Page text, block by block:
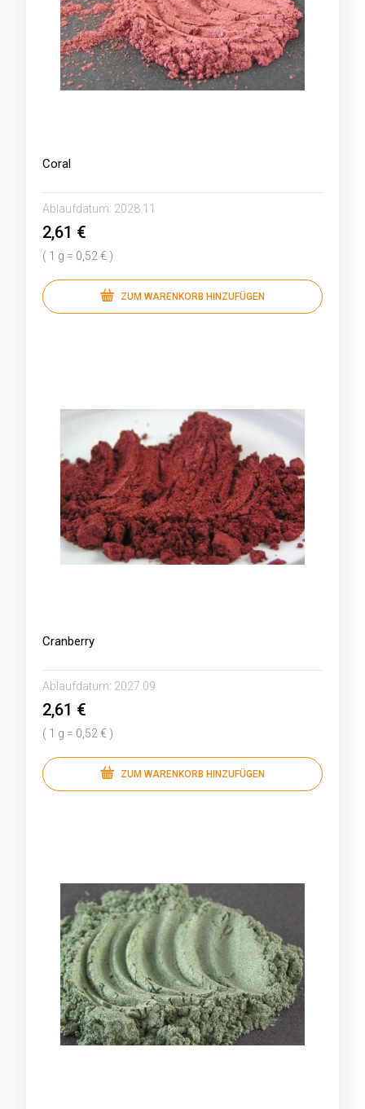
Coral
Ablaufdatum: 2028.11
2,61 €
( 1 g = 0,52 € )
ZUM WARENKORB HINZUFÜGEN
Cranberry
Ablaufdatum: 2027.09
2,61 €
( 1 g = 0,52 € )
ZUM WARENKORB HINZUFÜGEN